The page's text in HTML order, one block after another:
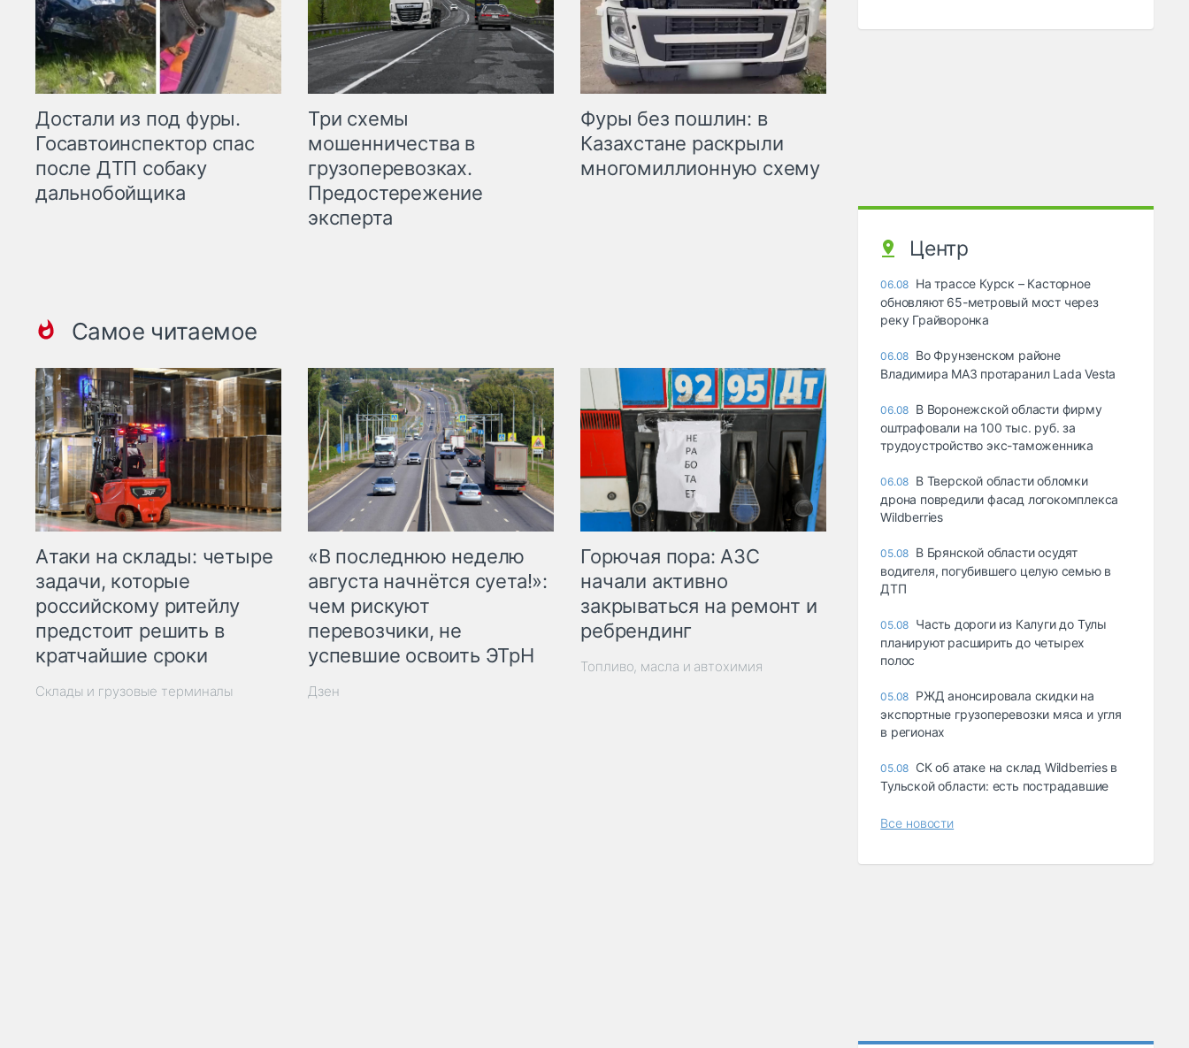
Достали из под фуры.
Госавтоинспектор спас
после ДТП собаку
дальнобойщика
Три схемы
мошенничества в
грузоперевозках.
Предостережение
эксперта
Фуры без пошлин: в
Казахстане раскрыли
многомиллионную схему
Самое читаемое
Атаки на склады: четыре
задачи, которые
российскому ритейлу
предстоит решить в
кратчайшие сроки
Склады и грузовые терминалы
«В последнюю неделю
августа начнётся суета!»:
чем рискуют
перевозчики, не
успевшие освоить ЭТрН
Дзен
Горючая пора: АЗС
начали активно
закрываться на ремонт и
ребрендинг
Топливо, масла и автохимия
Центр
06.08 На трассе Курск – Касторное
обновляют 65-метровый мост через
реку Грайворонка
06.08 Во Фрунзенском районе
Владимира МАЗ протаранил Lada Vesta
06.08 В Воронежской области фирму
оштрафовали на 100 тыс. руб. за
трудоустройство экс-таможенника
06.08 В Тверской области обломки
дрона повредили фасад логокомплекса
Wildberries
05.08 В Брянской области осудят
водителя, погубившего целую семью в
ДТП
05.08 Часть дороги из Калуги до Тулы
планируют расширить до четырех
полос
05.08 РЖД анонсировала скидки на
экспортные грузоперевозки мяса и угля
в регионах
05.08 СК об атаке на склад Wildberries в
Тульской области: есть пострадавшие
Все новости